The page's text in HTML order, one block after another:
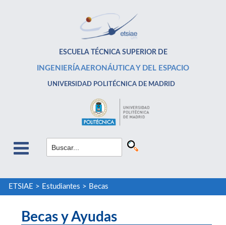
ESCUELA TÉCNICA SUPERIOR DE
INGENIERÍA AERONÁUTICA Y DEL ESPACIO
UNIVERSIDAD POLITÉCNICA DE MADRID
ETSIAE > Estudiantes > Becas
Becas y Ayudas